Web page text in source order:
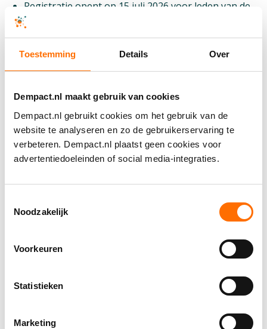
Toestemming Details Over
Dempact.nl maakt gebruik van cookies
Dempact.nl gebruikt cookies om het gebruik van de
website te analyseren en zo de gebruikerservaring te
verbeteren. Dempact.nl plaatst geen cookies voor
advertentiedoeleinden of social media-integraties.
Noodzakelijk
Voorkeuren
Statistieken
Marketing
Registratie opent op 15 juli 2026 voor leden van de
Society for Neuroscience, en op 21 juli voor niet-
leden.
Registration open from July 15
Center | Washington D.C., United States
Neuroscience 2026 brings together neuroscientists
from around the world to share the latest knowledge,
including on neurodegenerative disorders that lead to
dementia. The Neuroscience meeting is organized
Abstract Submission is open from May 27 until June
10, 2026.
Society for Neuroscience, and July 21 for non-